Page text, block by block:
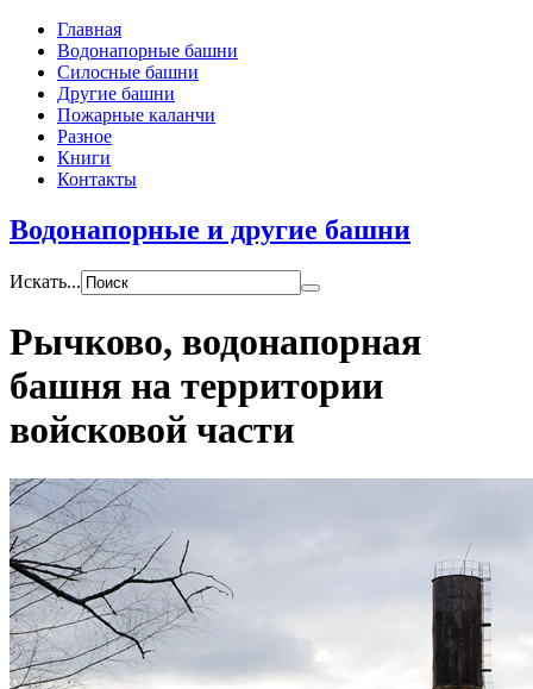
Главная
Водонапорные башни
Силосные башни
Другие башни
Пожарные каланчи
Разное
Книги
Контакты
Водонапорные и другие башни
Искать...
Рычково, водонапорная
башня на территории
войсковой части